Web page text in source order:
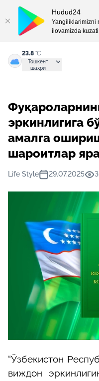
23.8 °C
Тошкент
шаҳри
эркинлигига
амалга
шароитлар
Life Style 29.07.2025
“Ўзбекистон
виждон
Hudud24
Yangiliklarimizni
ilovamizda